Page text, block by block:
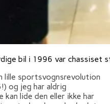
bil i 1996 var chassiset
lille sportsvognsrevolution
og jeg har aldrig
lide den eller ikke har